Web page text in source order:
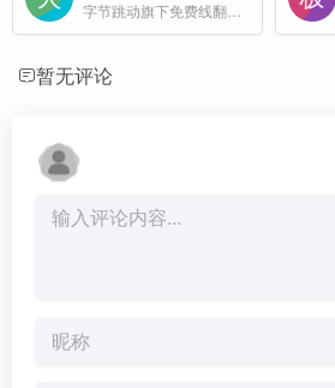
暂无评论